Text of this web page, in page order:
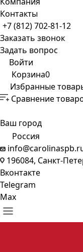
Контакты
+7 (812) 702-81-12
Заказать звонок
Задать вопрос
Войти
Корзина0
Избранные
Сравнение
Ваш город
Россия
196084, Санкт-
Вконтакте
Telegram
Max